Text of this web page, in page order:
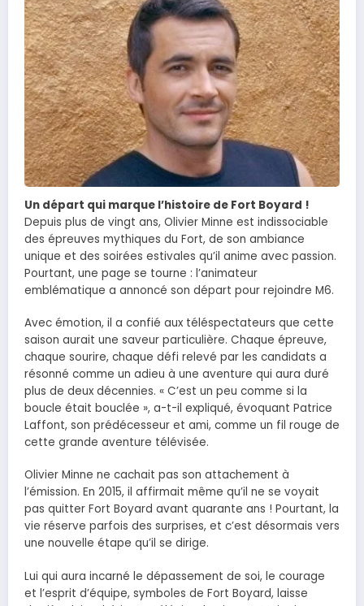
Un départ qui marque l’histoire de Fort Boyard !
Depuis plus de vingt ans, Olivier Minne est indissociable
des épreuves mythiques du Fort, de son ambiance
unique et des soirées estivales qu’il anime avec passion.
Pourtant, une page se tourne : l’animateur
emblématique a annoncé son départ pour rejoindre M6.
Avec émotion, il a confié aux téléspectateurs que cette
saison aurait une saveur particulière. Chaque épreuve,
chaque sourire, chaque défi relevé par les candidats a
résonné comme un adieu à une aventure qui aura duré
plus de deux décennies. « C’est un peu comme si la
boucle était bouclée », a-t-il expliqué, évoquant Patrice
Laffont, son prédécesseur et ami, comme un fil rouge de
cette grande aventure télévisée.
Olivier Minne ne cachait pas son attachement à
l’émission. En 2015, il affirmait même qu’il ne se voyait
pas quitter Fort Boyard avant quarante ans ! Pourtant, la
vie réserve parfois des surprises, et c’est désormais vers
une nouvelle étape qu’il se dirige.
Lui qui aura incarné le dépassement de soi, le courage
et l’esprit d’équipe, symboles de Fort Boyard, laisse